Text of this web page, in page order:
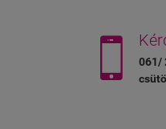

061/